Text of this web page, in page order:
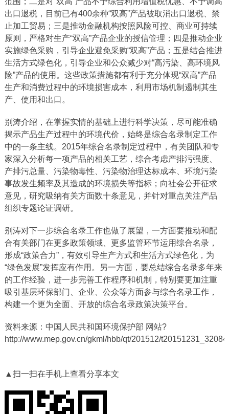
出口退税，目前已有400余种“双高”产品被取消出口退税、禁
止加工贸易；三是推动金融机构按照风险可控、商业可持续
原则，严格对生产“双高”产品企业的授信管理；四是推动企业
实施绿色采购，引导企业避免采购“双高”产品；五是结合推进
生活方式绿色化，引导企业和公众减少对“高污染、高环境风
险”产品的使用。这些政策措施都有利于充分体现“双高”产品
生产和消费过程中的环境损害成本，利用市场机制遏制其生
产、使用和出口。
别涛介绍，在掌握实情的基础上进行科学决策，尽可能准确
揭示产品生产过程中的环境代价，始终是综合名录制定工作
中的一条主线。2015年综合名录制定过程中，有关团队和专
家深入分析每一项产品的相关工艺，综合考虑产排污强度、
产排污总量、污染物毒性、污染物治理达标成本、环境污染
事故发生频率及其造成的环境损失等指标；向社会公开征求
意见，研究吸纳有关方面数十条意见，并针对重点关注产品
组织专题论证调研。
别涛对下一步综合名录工作也做了展望，一方面要推动和配
合有关部门在更多政策领域、更多监管环节运用综合名录，
形成“政策合力”，有效引导生产方式和生活方式绿色化，为
“绿色发展”发挥应有作用。另一方面，要总结综合名录多年来
的工作经验，进一步完善工作程序和机制，特别要更加注重
吸引基层环保部门、企业、公众等方面参与综合名录工作，
构建一个更为全面、开放的综合名录政策决策平台。
资料来源：中国人民共和国环境保护部 网站?
http://www.mep.gov.cn/gkml/hbb/qt/201512/
▲扫一扫在手机上查看分享本文